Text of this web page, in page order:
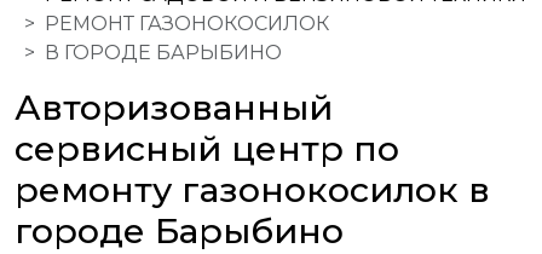
РЕМОНТ ГАЗОНОКОСИЛОК
В ГОРОДЕ БАРЫБИНО
Авторизованный
сервисный центр по
ремонту газонокосилок в
городе Барыбино